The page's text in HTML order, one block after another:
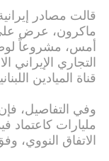
قالت مصادر
ماكرون، عرض
التجاري الإيراني
قناة الميادين
الاتفاق النووي،